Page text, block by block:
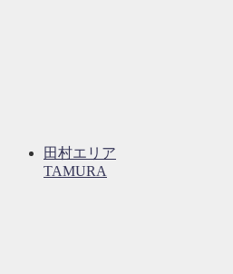
田村エリア
TAMURA